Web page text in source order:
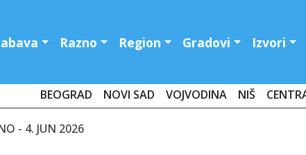
Razno Region Gradovi Izvori
BEOGRAD NOVI SAD VOJVODINA NIŠ
- 4. JUN 2026